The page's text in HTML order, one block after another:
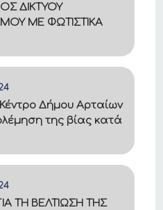
ΔΙΚΤΥΟΥ
ΜΕ ΦΩΤΙΣΤΙΚΑ
Δήμου Αρταίων
της βίας κατά
ΤΗ ΒΕΛΤΙΩΣΗ ΤΗΣ